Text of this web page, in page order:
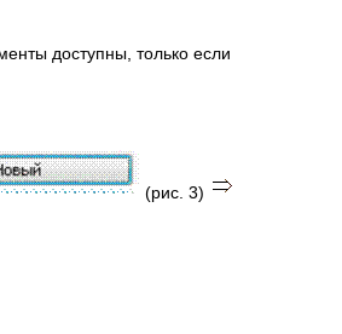
доступны, только если
(рис. 3)